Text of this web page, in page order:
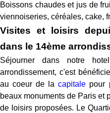
Boissons chaudes et jus de
viennoiseries, céréales, cake,
Visites et loisirs
dans le 14ème
Séjourner dans notre
arrondissement, c'est
au coeur de lacapitale pour
beaux monuments de Paris et
de loisirs proposées. Le